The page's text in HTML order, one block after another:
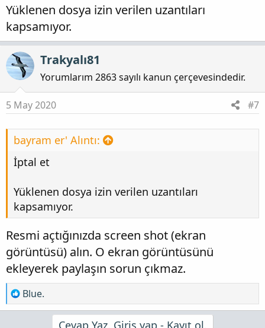
Yüklenen dosya izin verilen uzantıları
kapsamıyor.
Trakyalı81
Yorumlarım 2863 sayılı kanun çerçevesindedir.
5 May 2020 #7
bayram er' Alıntı:
İptal et
Yüklenen dosya izin verilen uzantıları
kapsamıyor.
Resmi açtığınızda screen shot (ekran
görüntüsü) alın. O ekran görüntüsünü
ekleyerek paylaşın sorun çıkmaz.
T
e
Blue.
Cevap Yaz. Giriş yap - Kayıt ol.